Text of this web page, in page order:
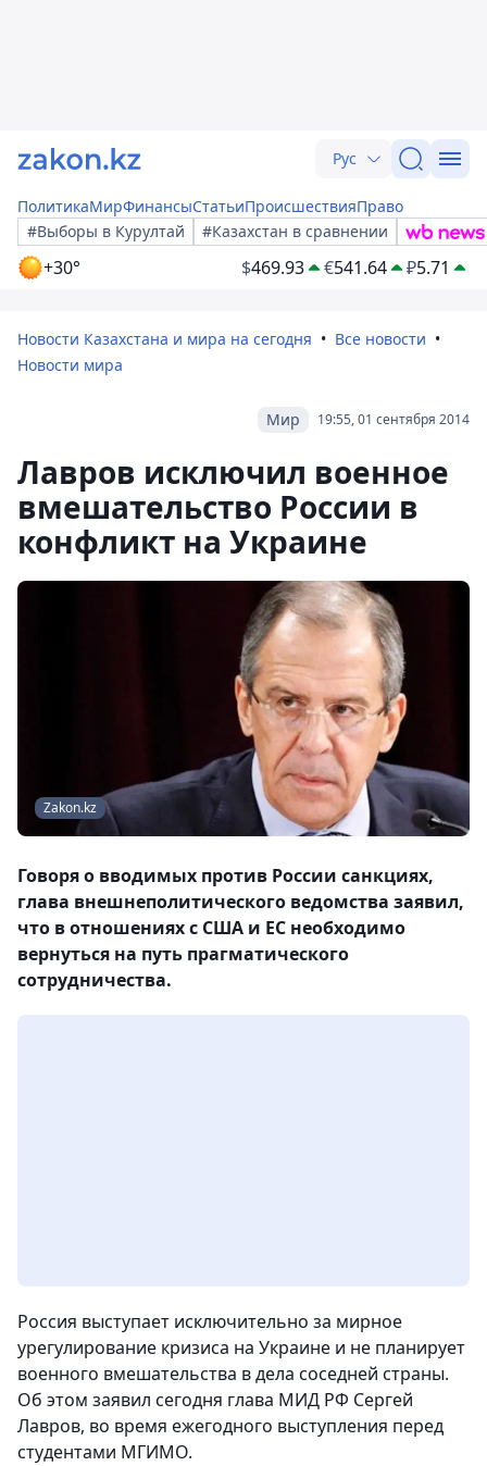
Рус
ПолитикаМирФинансыСтатьиПроисшествияПраво
#Выборы в Курултай
#Казахстан в сравнении
+30° $469.93 €541.64 ₽5.71
Новости Казахстана и мира на сегодня
Все новости
Новости мира
19:55, 01 сентября 2014
Мир
Лавров исключил военное
вмешательство России в
конфликт на Украине
Zakon.kz
Говоря о вводимых против России санкциях,
глава внешнеполитического ведомства заявил,
что в отношениях с США и ЕС необходимо
вернуться на путь прагматического
сотрудничества.
Россия выступает исключительно за мирное
урегулирование кризиса на Украине и не планирует
военного вмешательства в дела соседней страны.
Об этом заявил сегодня глава МИД РФ Сергей
Лавров, во время ежегодного выступления перед
студентами МГИМО.